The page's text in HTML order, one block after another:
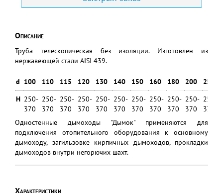
Описание
Труба телескопическая без изоляции. Изготовлен из
нержавеющей стали AISI 439.
d 100 110 115 120 130 140 150 160 180 200 250
H 250-
370
250-
370
250-
370
250-
370
250-
370
250-
370
250-
370
250-
370
250-
370
250-
370
250-
370
Одностенные дымоходы "Дымок" применяются для
подключения отопительного оборудования к основному
дымоходу, загильзовке кирпичных дымоходов, прокладки
дымоходов внутри негорючих шахт.
Характеристики